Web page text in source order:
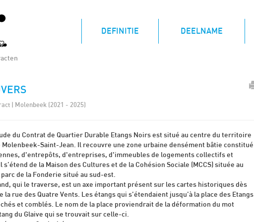
DEFINITIE(CURRENT) DEELNAME
| Molenbeek (2021 - 2025)
du Contrat de Quartier Durable Etangs Noirs est situé au centre du territoire
Molenbeek-Saint-Jean. Il recouvre une zone urbaine densément bâtie constitué
d'entrepôts, d'entreprises, d'immeubles de logements collectifs et
s’étend de la Maison des Cultures et de la Cohésion Sociale (MCCS) située au
de la Fonderie situé au sud-est.
qui le traverse, est un axe important présent sur les cartes historiques dès
la rue des Quatre Vents. Les étangs qui s’étendaient jusqu’à la place des Etangs
et comblés. Le nom de la place proviendrait de la déformation du mot
du Glaive qui se trouvait sur celle-ci.